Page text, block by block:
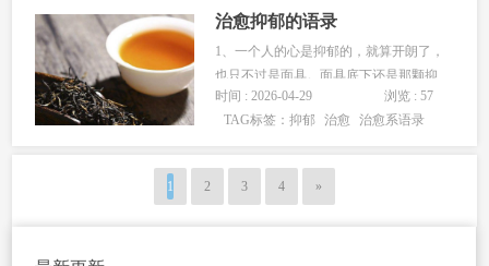
健全的人格，和应对处理任何事…...
治愈抑郁的语录
1、一个人的心是抑郁的，就算开朗了，
也只不过是面具。面具底下还是那颗抑
郁的心。2、我心里很苦，很抑郁，很气
而不知要气谁，很委屈而不知委屈从何
而灵魂的孤独无助才是…...
时间 : 2026-04-29
浏览 : 57
TAG标签：抑郁 治愈 治愈系语录
1 2 3 4 »